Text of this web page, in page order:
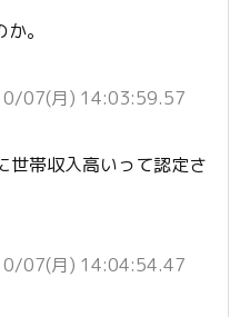
。
07(月) 14:03:59.57
世帯収入高いって認定さ
07(月) 14:04:54.47